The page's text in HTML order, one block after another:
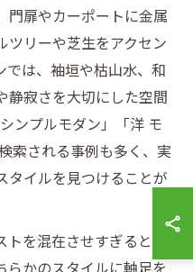
門扉やカーポートに金属
ツリーや芝生をアクセン
では、袖垣や枯山水、和
静寂さを大切にした空間
ンプルモダン」「洋 モ
索される事例も多く、実
タイルを見つけることが
を混在させすぎると統